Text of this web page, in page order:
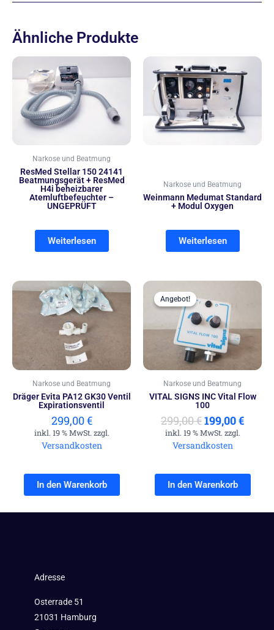
Ähnliche Produkte
Narkose und Beatmung
ResMed Stellar 150 24141
Beatmungsgerät + ResMed
H4i beheizbarer
Atemluftbefeuchter –
UNGEPRÜFT
Weiterlesen
Narkose und Beatmung
Weinmann Medumat Standard
+ Modul Oxygen
Weiterlesen
Narkose und Beatmung
Dräger Evita PA12 GK30 Ventil
Expirationsventil
299,00€
inkl. 19 % MwSt. zzgl.
Versandkosten
In den Warenkorb
Angebot!
Angebot!
Narkose und Beatmung
VITAL SIGNS INC Vital Flow
100
299,00€
Preis
war:
299,00 €
199,00€
inkl. 19 % MwSt. zzgl.
Versandkosten
In den Warenkorb
Adresse
Osterrade 51
21031 Hamburg